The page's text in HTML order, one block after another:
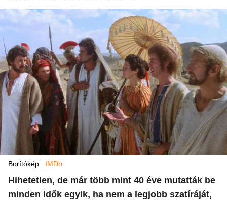
Borítókép: IMDb
Hihetetlen, de már több mint 40 éve mutatták be
minden idők egyik, ha nem a legjobb szatíráját,